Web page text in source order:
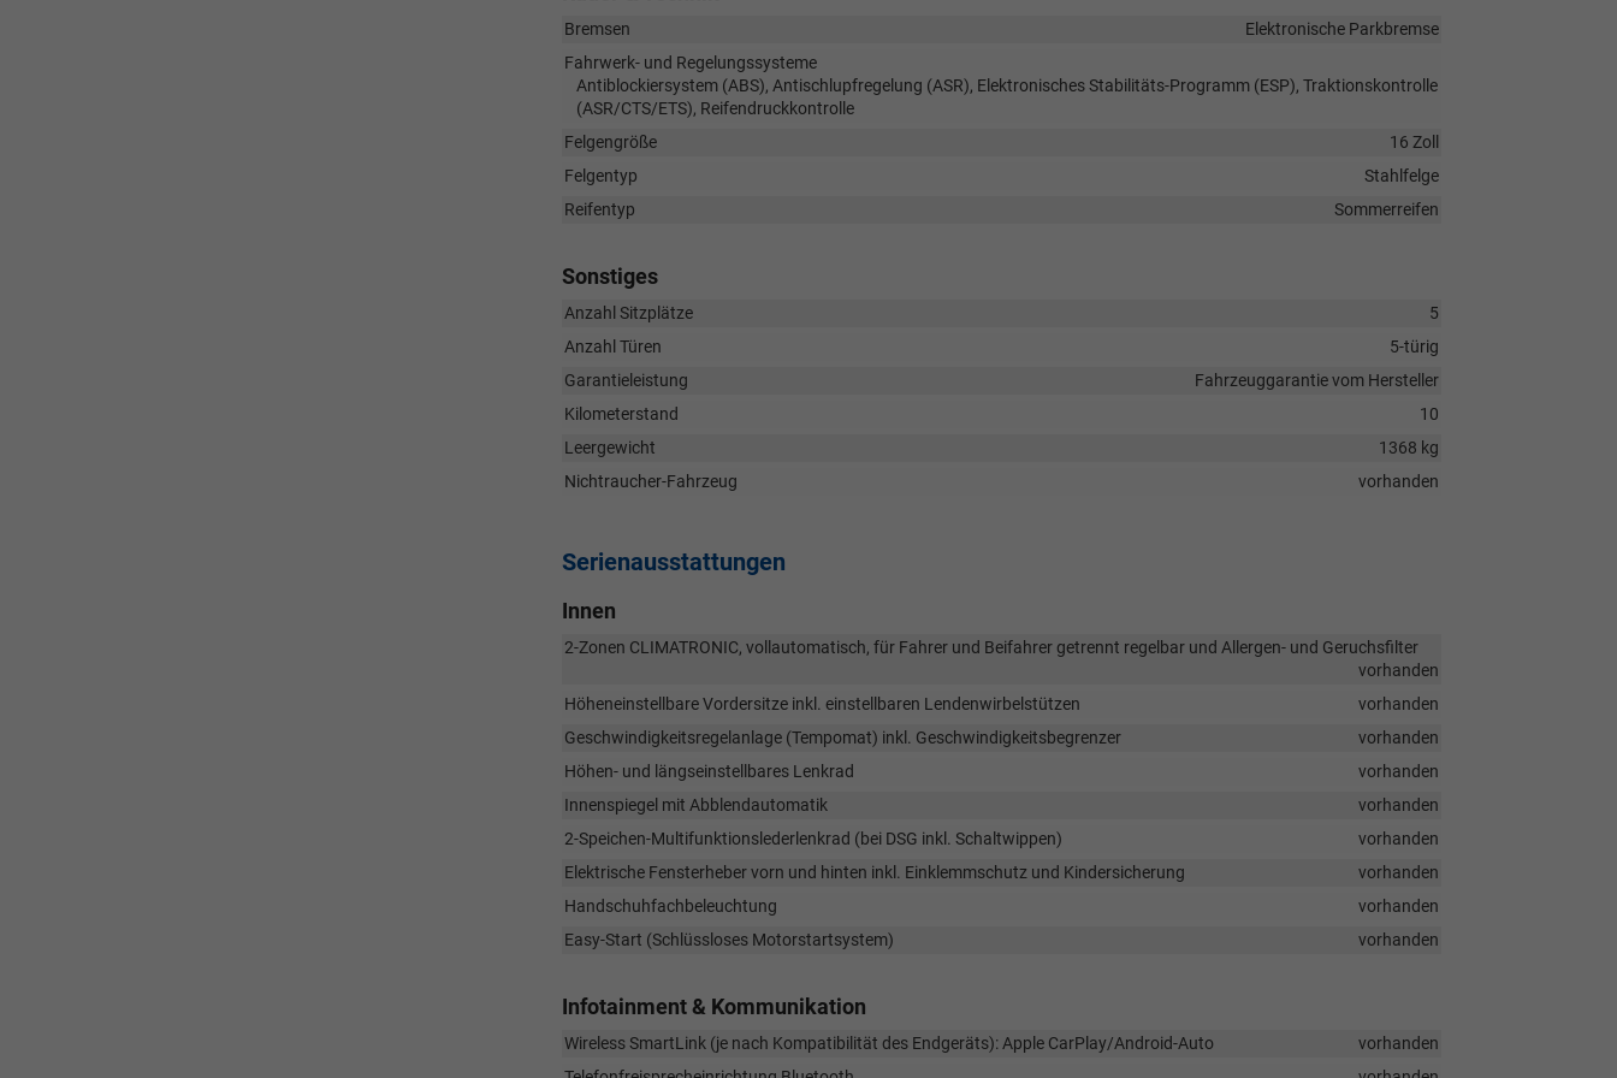
Bremsen
Elektronische Parkbremse
Fahrwerk- und Regelungssysteme
Antiblockiersystem (ABS), Antischlupfregelung (ASR), Elektronisches Stabilitäts-Programm (ESP), Traktionskontrolle
(ASR/CTS/ETS), Reifendruckkontrolle
Felgengröße
16 Zoll
Felgentyp
Stahlfelge
Reifentyp
Sommerreifen
Sonstiges
Anzahl Sitzplätze
5
Anzahl Türen
5-türig
Garantieleistung
Fahrzeuggarantie vom Hersteller
Kilometerstand
10
Leergewicht
1368 kg
Nichtraucher-Fahrzeug
vorhanden
Serienausstattungen
Innen
2-Zonen CLIMATRONIC, vollautomatisch, für Fahrer und Beifahrer getrennt regelbar und Allergen- und Geruchsfilter
vorhanden
Höheneinstellbare Vordersitze inkl. einstellbaren Lendenwirbelstützen
vorhanden
Geschwindigkeitsregelanlage (Tempomat) inkl. Geschwindigkeitsbegrenzer
vorhanden
Höhen- und längseinstellbares Lenkrad
vorhanden
Innenspiegel mit Abblendautomatik
vorhanden
2-Speichen-Multifunktionslederlenkrad (bei DSG inkl. Schaltwippen)
vorhanden
Elektrische Fensterheber vorn und hinten inkl. Einklemmschutz und Kindersicherung
vorhanden
Handschuhfachbeleuchtung
vorhanden
Easy-Start (Schlüssloses Motorstartsystem)
vorhanden
Infotainment & Kommunikation
Wireless SmartLink (je nach Kompatibilität des Endgeräts): Apple CarPlay/Android-Auto
vorhanden